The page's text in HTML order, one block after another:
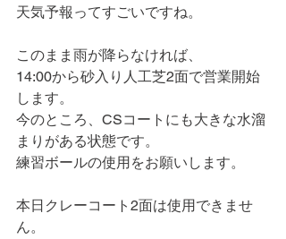
天気予報ってすごいですね。
このまま雨が降らなければ、
14:00から砂入り人工芝2面で営業開始
します。
今のところ、CSコートにも大きな水溜
まりがある状態です。
練習ボールの使用をお願いします。
本日クレーコート2面は使用できませ
ん。